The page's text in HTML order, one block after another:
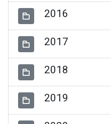
2016
2017
2018
2019